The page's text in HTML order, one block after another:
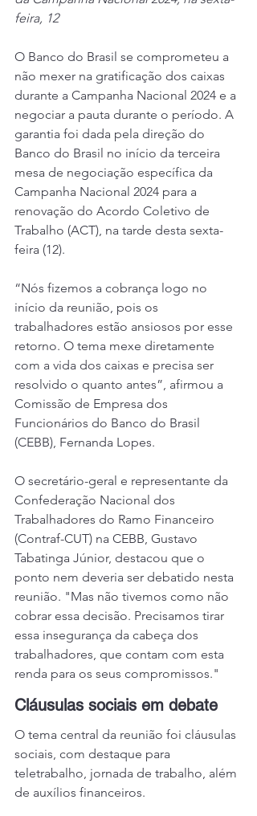
feira, 12
O Banco do Brasil se comprometeu a
não mexer na gratificação dos caixas
durante a Campanha Nacional 2024 e a
negociar a pauta durante o período. A
garantia foi dada pela direção do
Banco do Brasil no início da terceira
mesa de negociação específica da
Campanha Nacional 2024 para a
renovação do Acordo Coletivo de
Trabalho (ACT), na tarde desta sexta-
feira (12).
“Nós fizemos a cobrança logo no
início da reunião, pois os
trabalhadores estão ansiosos por esse
retorno. O tema mexe diretamente
com a vida dos caixas e precisa ser
resolvido o quanto antes”, afirmou a
Comissão de Empresa dos
Funcionários do Banco do Brasil
(CEBB), Fernanda Lopes.
O secretário-geral e representante da
Confederação Nacional dos
Trabalhadores do Ramo Financeiro
(Contraf-CUT) na CEBB, Gustavo
Tabatinga Júnior, destacou que o
ponto nem deveria ser debatido nesta
reunião. "Mas não tivemos como não
cobrar essa decisão. Precisamos tirar
essa insegurança da cabeça dos
trabalhadores, que contam com esta
renda para os seus compromissos."
Cláusulas sociais em debate
O tema central da reunião foi cláusulas
sociais, com destaque para
teletrabalho, jornada de trabalho, além
de auxílios financeiros.